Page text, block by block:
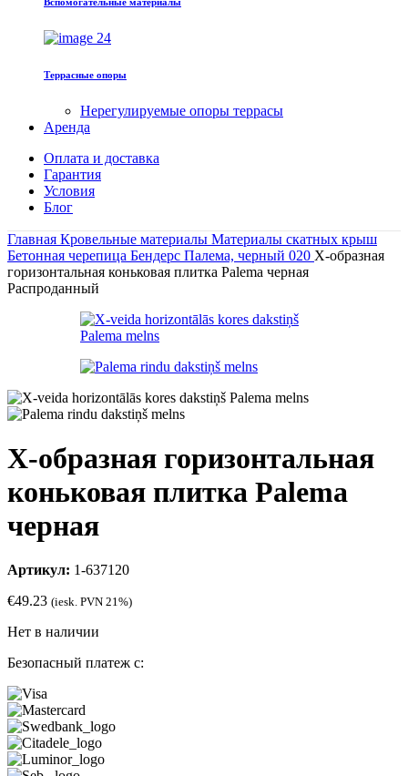
Террасные опоры
Нерегулируемые опоры террасы
Арендa
Оплата и доставка
Гарантия
Условия
Блог
Главная Кровельные материалы Материалы скатных крыш
Бетонная черепица Бендерс Палема, черный 020 Х-образная
горизонтальная коньковая плитка Palema черная
Распроданный
Х-образная горизонтальная
коньковая плитка Palema
черная
Артикул: 1-637120
€49.23 (iesk. PVN 21%)
Нет в наличии
Безопасный платеж с: